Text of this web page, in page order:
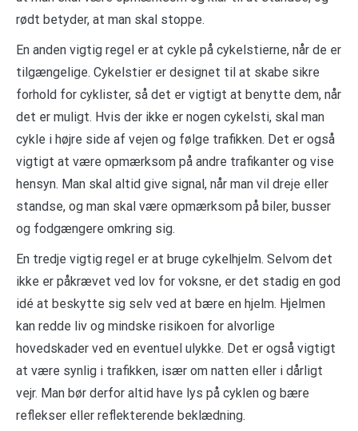
rødt betyder, at man skal stoppe.
En anden vigtig regel er at cykle på cykelstierne, når de er
tilgængelige. Cykelstier er designet til at skabe sikre
forhold for cyklister, så det er vigtigt at benytte dem, når
det er muligt. Hvis der ikke er nogen cykelsti, skal man
cykle i højre side af vejen og følge trafikken. Det er også
vigtigt at være opmærksom på andre trafikanter og vise
hensyn. Man skal altid give signal, når man vil dreje eller
standse, og man skal være opmærksom på biler, busser
og fodgængere omkring sig.
En tredje vigtig regel er at bruge cykelhjelm. Selvom det
ikke er påkrævet ved lov for voksne, er det stadig en god
idé at beskytte sig selv ved at bære en hjelm. Hjelmen
kan redde liv og mindske risikoen for alvorlige
hovedskader ved en eventuel ulykke. Det er også vigtigt
at være synlig i trafikken, især om natten eller i dårligt
vejr. Man bør derfor altid have lys på cyklen og bære
reflekser eller reflekterende beklædning.